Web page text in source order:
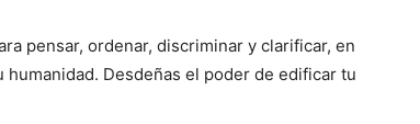
pensar, ordenar, discriminar y clarificar, en
Desdeñas el poder de edificar tu